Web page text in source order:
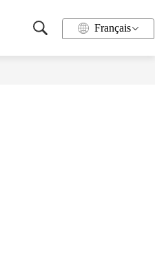
PRENDRE CONTACT
Français